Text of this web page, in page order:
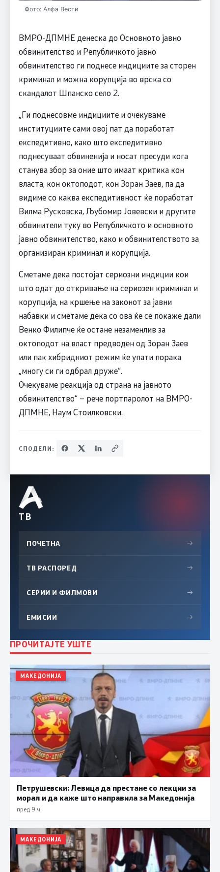
Фото: Алфа Вести
ВМРО-ДПМНЕ денеска до Основното јавно
обвинителство и Републичкото јавно
обвинителство ги поднесе индициите за сторен
криминал и можна корупција во врска со
скандалот Шпанско село 2.
„Ги поднесовме индициите и очекуваме
институциите сами овој пат да поработат
експедитивно, како што експедитивно
поднесуваат обвиненија и носат пресуди кога
станува збор за оние што имаат критика кон
власта, кон октоподот, кон Зоран Заев, па да
видиме со каква експедитивност ќе поработат
Вилма Русковска, Љубомир Јовевски и другите
обвинители туку во Републичкото и основното
јавно обвинителство, како и обвинителството за
организиран криминал и корупција.
Сметаме дека постојат сериозни индиции кои
што одат до откривање на сериозен криминал и
корупција, на кршење на законот за јавни
набавки и сметаме дека со ова ќе се покаже дали
Венко Филипче ќе остане незаменлив за
октоподот на власт предводен од Зоран Заев
или пак хибридниот режим ќе упати порака
„многу си ги одбрал друже“.
Очекуваме реакција од страна на јавното
обвинителство“ – рече портпаролот на ВМРО-
ДПМНЕ, Наум Стоилковски.
СПОДЕЛИ:
ТВ
ПОЧЕТНА →
ТВ РАСПОРЕД →
СЕРИИ И ФИЛМОВИ →
ЕМИСИИ →
ПРОЧИТАЈТЕ УШТЕ
МАКЕДОНИЈА
Петрушевски: Левица да престане со лекции за
морал и да каже што направила за Македонија
пред 9 ч.
МАКЕДОНИЈА